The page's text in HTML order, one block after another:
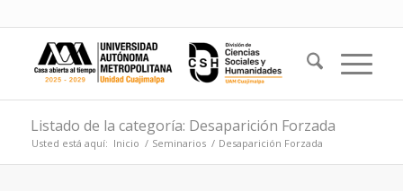
Listado de la categoría: Desaparición Forzada
Usted está aquí: Inicio / Seminarios / Desaparición Forzada